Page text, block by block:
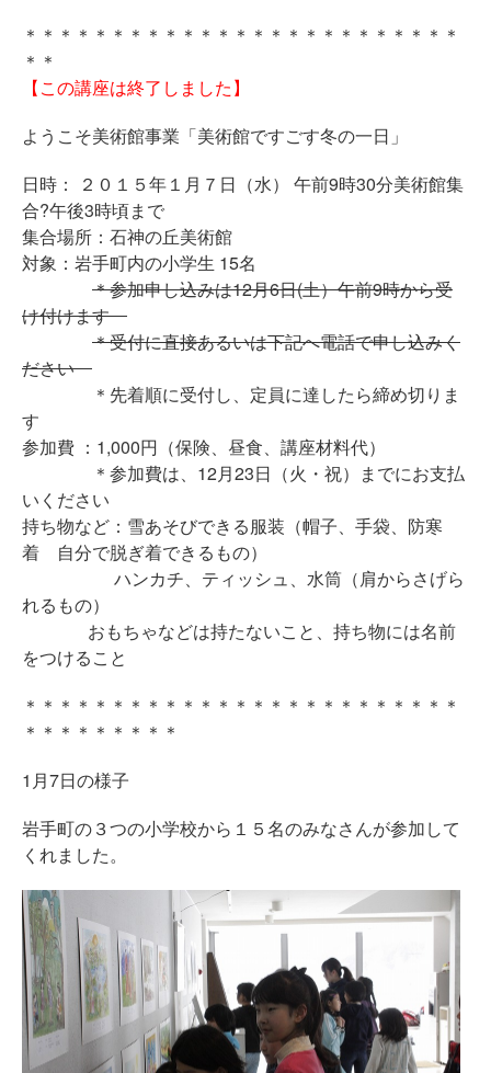
＊＊＊＊＊＊＊＊＊＊＊＊＊＊＊＊＊＊＊＊＊＊＊＊＊
＊＊
【この講座は終了しました】
ようこそ美術館事業「美術館ですごす冬の一日」
日時： ２０１５年１月７日（水） 午前9時30分美術館集
合?午後3時頃まで
集合場所：石神の丘美術館
対象：岩手町内の小学生 15名
＊参加申し込みは12月6日(土）午前9時から受
け付けます
＊受付に直接あるいは下記へ電話で申し込みく
ださい
＊先着順に受付し、定員に達したら締め切りま
す
参加費 ：1,000円（保険、昼食、講座材料代）
＊参加費は、12月23日（火・祝）までにお支払
いください
持ち物など：雪あそびできる服装（帽子、手袋、防寒
着 自分で脱ぎ着できるもの）
ハンカチ、ティッシュ、水筒（肩からさげら
れるもの）
おもちゃなどは持たないこと、持ち物には名前
をつけること
＊＊＊＊＊＊＊＊＊＊＊＊＊＊＊＊＊＊＊＊＊＊＊＊＊
＊＊＊＊＊＊＊＊＊
1月7日の様子
岩手町の３つの小学校から１５名のみなさんが参加して
くれました。